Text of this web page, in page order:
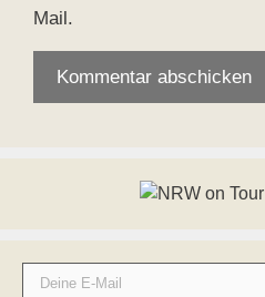
Mail.
Deine E-Mail